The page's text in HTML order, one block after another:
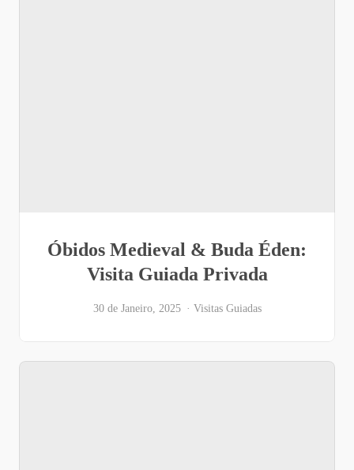
Óbidos Medieval & Buda Éden:
Visita Guiada Privada
30 de Janeiro, 2025 Visitas Guiadas